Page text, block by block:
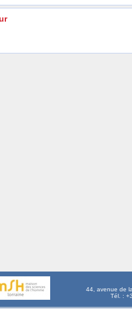
44, avenue de
Tél. :